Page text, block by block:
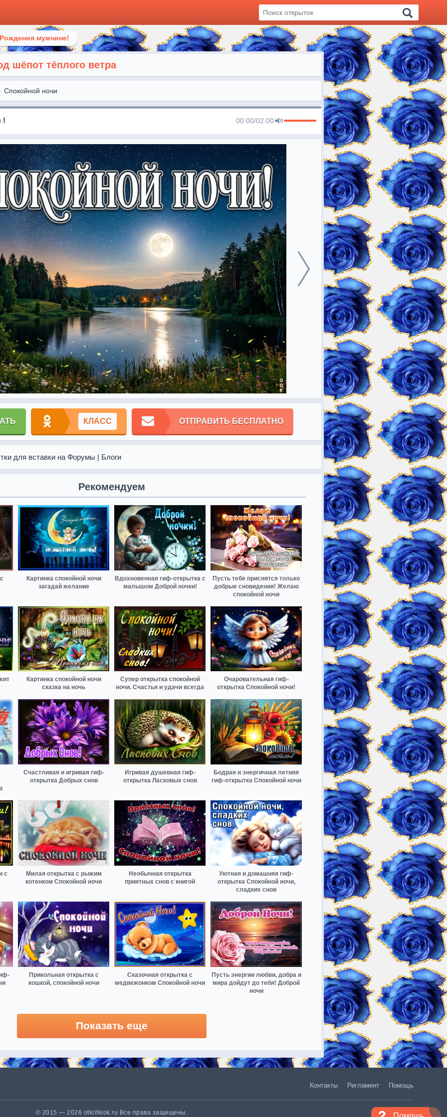
мужчине!
шёпот тёплого ветра
Спокойной ночи
! 00:00/02:00
КЛАСС ОТПРАВИТЬ БЕСПЛАТНО
для вставки на Форумы | Блоги
Рекомендуем
Картинка спокойной ночи
загадай желание
Вдохновенная гиф-открытка с
малышом Доброй ночки!
Пусть тебе приснятся только
добрые сновидения! Желаю
спокойной ночи
Картинка спокойной ночи
сказка на ночь
Супер открытка спокойной
ночи. Счастья и удачи всегда
Очаровательная гиф-
открытка Спокойной ночи!
Счастливая и игривая гиф-
открытка Добрых снов
Игривая душевная гиф-
открытка Ласковых снов
Бодрая и энергичная летняя
гиф-открытка Спокойной ночи
с
Милая открытка с рыжим
котенком Спокойной ночи
Необычная открытка
приятных снов с книгой
Уютная и домашняя гиф-
открытка Спокойной ночи,
сладких снов
Прикольная открытка с
кошкой, спокойной ночи
Сказочная открытка с
медвежонком Спокойной ночи
Пусть энергии любви, добра и
мира дойдут до тебя! Доброй
ночи
Показать еще
Контакты Регламент Помощь
© 2015 — 2026 otkritkiok.ru Все права защищены.